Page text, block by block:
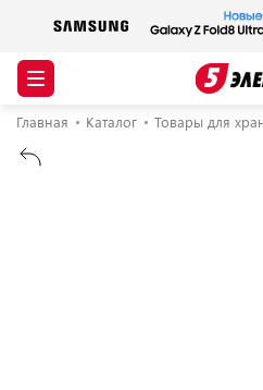
Главная Каталог Товары для